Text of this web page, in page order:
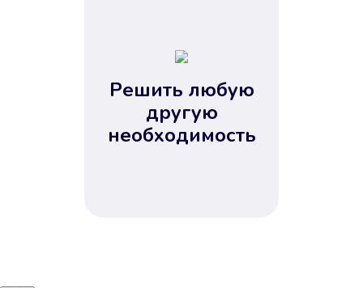
Решить любую
другую
необходимость